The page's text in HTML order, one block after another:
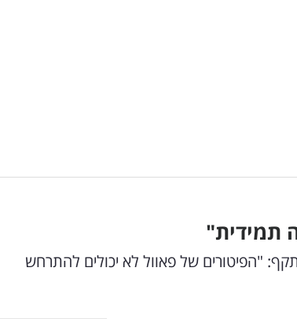
תמידית"
"הפיטורים של פאוול לא יכולים להתרחש